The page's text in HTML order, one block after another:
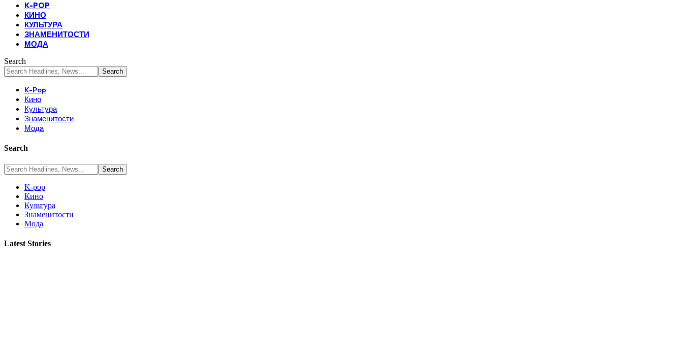
K-POP
КИНО
КУЛЬТУРА
ЗНАМЕНИТОСТИ
МОДА
Search
K-Pop
Кино
Культура
Знаменитости
Мода
Search
K-pop
Кино
Культура
Знаменитости
Мода
Latest Stories